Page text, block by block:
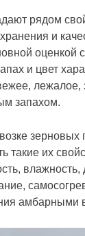
рядом
и
оценкой
и цвет
лежалое,
запахом.
зерновых
такие их
амбарными